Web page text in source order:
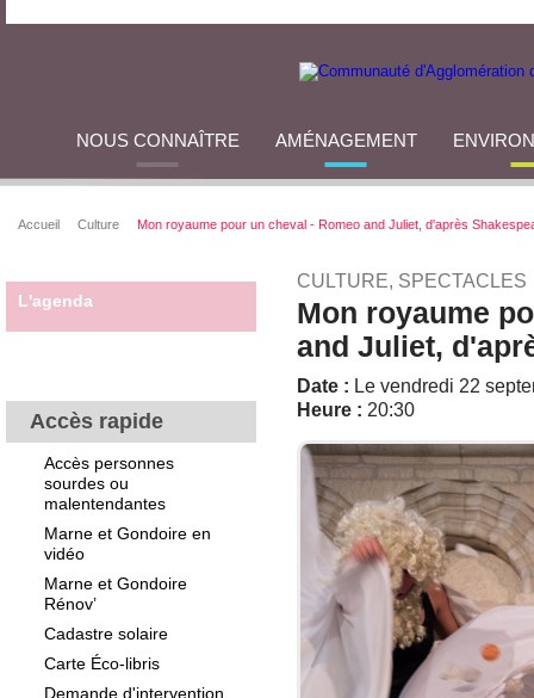
NOUS CONNAÎTRE AMÉNAGEMENT
Accueil Culture Mon royaume pour un cheval - Romeo and Juliet, d'après
L'agenda
Accès rapide
Accès personnes
sourdes ou
malentendantes
Marne et Gondoire en
vidéo
Marne et Gondoire
Rénov’
Cadastre solaire
Carte Éco-libris
Demande d'intervention
CULTURE, SPECTACLES
Mon royaume
and Juliet,
Date : Le vendredi 22
Heure : 20:30